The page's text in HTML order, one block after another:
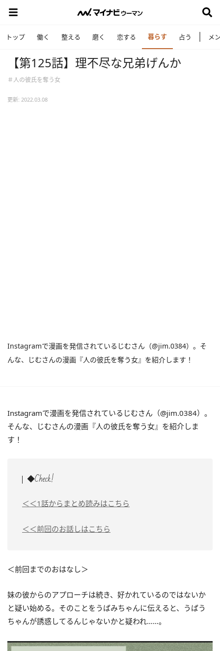
トップ 働く 整える 磨く 恋する 暮らす 占う メ
【第125話】理不尽な兄弟げんか
＃人の彼氏を奪う女
更新: 2022.03.08
Instagramで漫画を発信されているじむさん（@jim.0384）。そ
んな、じむさんの漫画『人の彼氏を奪う女』を紹介します！
Instagramで漫画を発信されているじむさん（@jim.0384）。
そんな、じむさんの漫画『人の彼氏を奪う女』を紹介しま
す！
◆Check!
＜＜1話からまとめ読みはこちら
＜＜前回のお話しはこちら
＜前回までのおはなし＞
妹の彼からのアプローチは続き、好かれているのではないか
と疑い始める。そのことをうばみちゃんに伝えると、うばう
ちゃんが誘惑してるんじゃないかと疑われ……。